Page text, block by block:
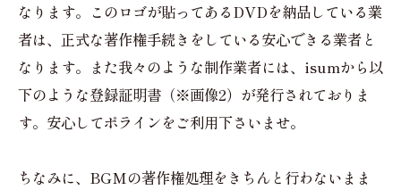
なります。このロゴが貼ってあるDVDを納品している業
者は、正式な著作権手続きをしている安心できる業者と
なります。また我々のような制作業者には、isumから以
下のような登録証明書（※画像2）が発行されておりま
す。安心してポラインをご利用下さいませ。
ちなみに、BGMの著作権処理をきちんと行わないまま